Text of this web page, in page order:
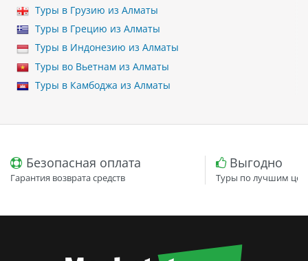
Туры в Грузию из Алматы
Туры в Грецию из Алматы
Туры в Индонезию из Алматы
Туры во Вьетнам из Алматы
Туры в Камбоджа из Алматы
Безопасная оплата
Гарантия возврата средств
Выгодно
Туры по лучшим